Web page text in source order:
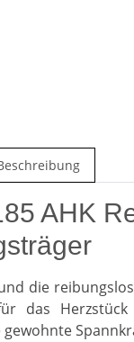
AHK
die
das Herzstück